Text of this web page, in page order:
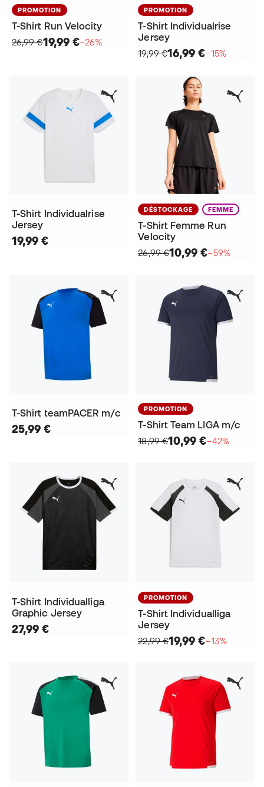
PROMOTION
T-Shirt Run Velocity
26,99 €19,99 €−26%
PROMOTION
T-Shirt Individualrise
Jersey
19,99 €16,99 €−15%
T-Shirt Individualrise
Jersey
19,99 €
DÉSTOCKAGE FEMME
T-Shirt Femme Run
Velocity
26,99 €10,99 €−59%
T-Shirt teamPACER m/c
25,99 €
PROMOTION
T-Shirt Team LIGA m/c
18,99 €10,99 €−42%
T-Shirt Individualliga
Graphic Jersey
27,99 €
PROMOTION
T-Shirt Individualliga
Jersey
22,99 €19,99 €−13%